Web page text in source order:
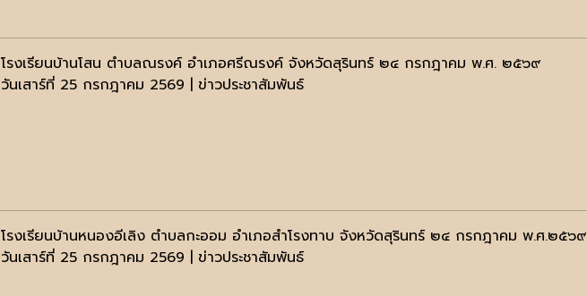
โรงเรียนบ้านโสน ตำบลณรงค์ อำเภอศรีณรงค์ จังหวัดสุรินทร์ ๒๔ กรกฎาคม พ.ศ. ๒๕๖๙
วันเสาร์ที่ 25 กรกฎาคม 2569 | ข่าวประชาสัมพันธ์
โรงเรียนบ้านหนองอีเลิง ตำบลกะออม อำเภอสำโรงทาบ จังหวัดสุรินทร์ ๒๔ กรกฎาคม พ.ศ.๒๕๖๙
วันเสาร์ที่ 25 กรกฎาคม 2569 | ข่าวประชาสัมพันธ์